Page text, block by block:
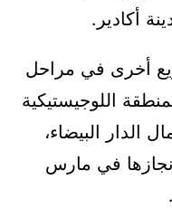
أكادير.
أخرى في مراحل
اللوجيستيكية
الدار البيضاء،
في مارس